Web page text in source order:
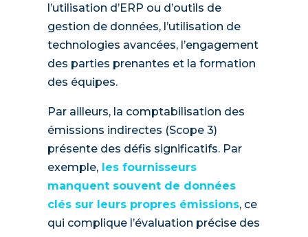
l’utilisation d’ERP ou d’outils de
gestion de données, l’utilisation de
technologies avancées, l’engagement
des parties prenantes et la formation
des équipes.
Par ailleurs, la comptabilisation des
émissions indirectes (Scope 3)
présente des défis significatifs. Par
exemple, les fournisseurs
manquent souvent de données
clés sur leurs propres émissions, ce
qui complique l’évaluation précise des